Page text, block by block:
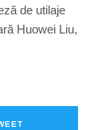
de utilaje
Huowei Liu,